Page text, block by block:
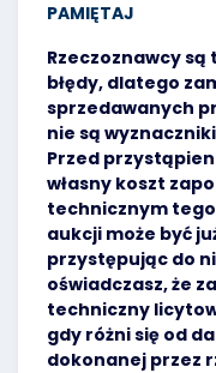
PAMIĘTAJ
Rzeczoznawcy są
błędy, dlatego
sprzedawanych
nie są
Przed
własny koszt
technicznym
aukcji może być
przystępując do
oświadczasz, że
techniczny
gdy różni się od
dokonanej przez